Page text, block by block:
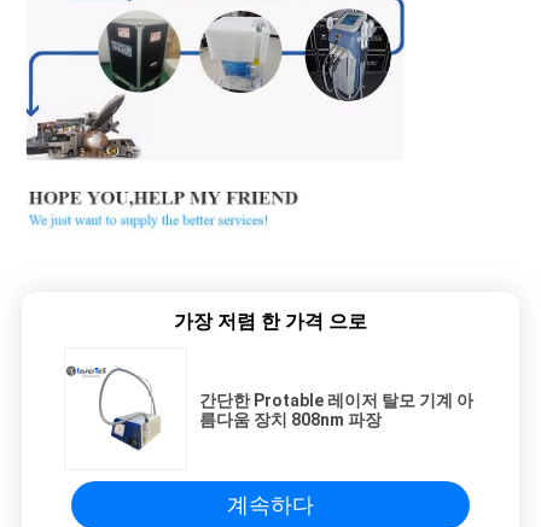
가장 저렴 한 가격 으로
간단한 Protable 레이저 탈모 기계 아
름다움 장치 808nm 파장
계속하다